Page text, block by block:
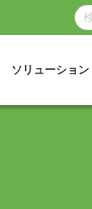
ソリューション